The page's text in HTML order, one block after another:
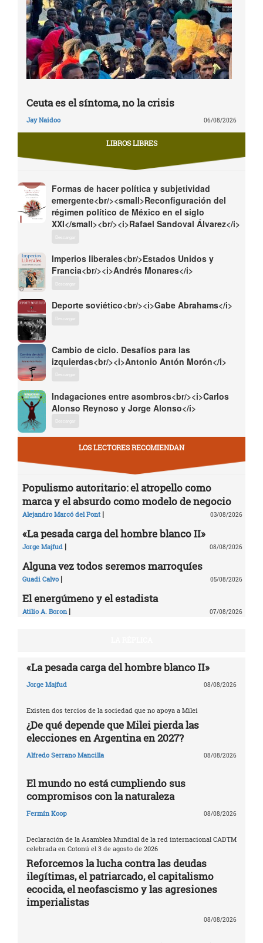
Ceuta es el síntoma, no la crisis
Jay Naidoo 06/08/2026
LIBROS LIBRES
Formas de hacer política y subjetividad
emergente<br/><small>Reconfiguración del
régimen político de México en el siglo
XXI</small><br/><i>Rafael Sandoval Álvarez</i>
Descargar
Imperios liberales<br/>Estados Unidos y
Francia<br/><i>Andrés Monares</i>
Descargar
Deporte soviético<br/><i>Gabe Abrahams</i>
Descargar
Cambio de ciclo. Desafíos para las
izquierdas<br/><i>Antonio Antón Morón</i>
Descargar
Indagaciones entre asombros<br/><i>Carlos
Alonso Reynoso y Jorge Alonso</i>
Descargar
LOS LECTORES RECOMIENDAN
Populismo autoritario: el atropello como
marca y el absurdo como modelo de negocio
Alejandro Marcó del Pont | 03/08/2026
«La pesada carga del hombre blanco II»
Jorge Majfud | 08/08/2026
Alguna vez todos seremos marroquíes
Guadi Calvo | 05/08/2026
El energúmeno y el estadista
Atilio A. Boron | 07/08/2026
«La pesada carga del hombre blanco II»
Jorge Majfud 08/08/2026
Existen dos tercios de la sociedad que no apoya a Milei
¿De qué depende que Milei pierda las
elecciones en Argentina en 2027?
Alfredo Serrano Mancilla 08/08/2026
El mundo no está cumpliendo sus
compromisos con la naturaleza
Fermín Koop 08/08/2026
Declaración de la Asamblea Mundial de la red internacional CADTM
celebrada en Cotonú el 3 de agosto de 2026
Reforcemos la lucha contra las deudas
ilegítimas, el patriarcado, el capitalismo
ecocida, el neofascismo y las agresiones
imperialistas
08/08/2026